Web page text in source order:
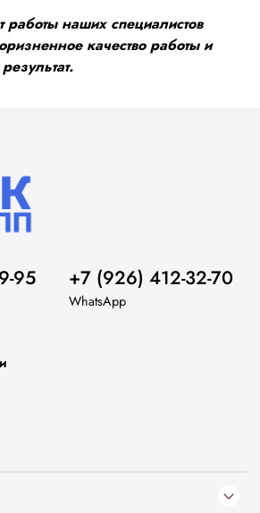
работы наших специалистов
качество работы и
95 +7 (926) 412-32-70
WhatsApp